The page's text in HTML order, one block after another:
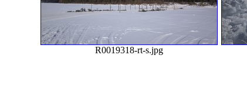
R0019318-rt-s.jpg